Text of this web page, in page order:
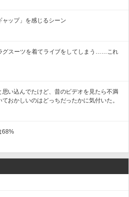
ップ」を感じるシーン
グスーツを着てライブをしてしまう……これ
い込んでたけど、昔のビデオを見たら不満
おかしいのはどっちだったかに気付いた。
68%